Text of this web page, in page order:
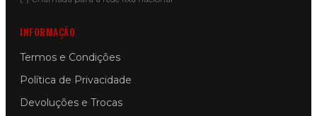
INFORMAÇÃO
Termos e Condições
Política de Privacidade
Devoluções e Trocas